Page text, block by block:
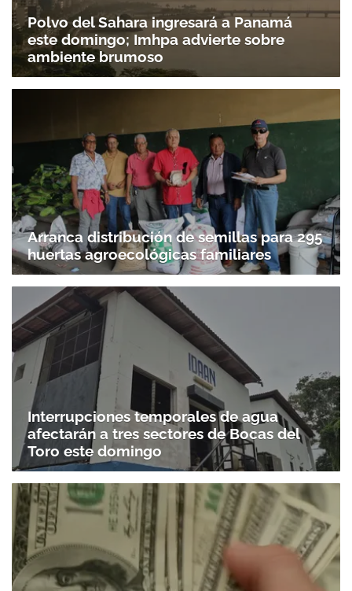
Polvo del Sahara ingresará a Panamá
este domingo; Imhpa advierte sobre
ambiente brumoso
Arranca distribución de semillas para 295
huertas agroecológicas familiares
Interrupciones temporales de agua
afectarán a tres sectores de Bocas del
Toro este domingo